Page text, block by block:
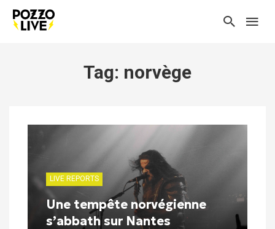
Tag: norvège
LIVE REPORTS
Une tempête norvégienne
s’abbath sur Nantes